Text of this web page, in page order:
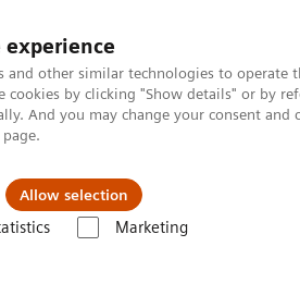
experience
and other similar technologies to operate
cookies by clicking "Show details" or by
And you may change your consent
page.
Allow selection
Marketing
& Accompagnement